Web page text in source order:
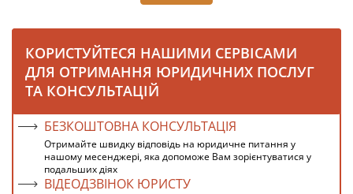
КОРИСТУЙТЕСЯ НАШИМИ СЕРВІСАМИ
ДЛЯ ОТРИМАННЯ ЮРИДИЧНИХ ПОСЛУГ
ТА КОНСУЛЬТАЦІЙ
БЕЗКОШТОВНА КОНСУЛЬТАЦІЯ
Отримайте швидку відповідь на юридичне питання у
нашому месенджері, яка допоможе Вам зорієнтуватися у
подальших діях
ВІДЕОДЗВІНОК ЮРИСТУ